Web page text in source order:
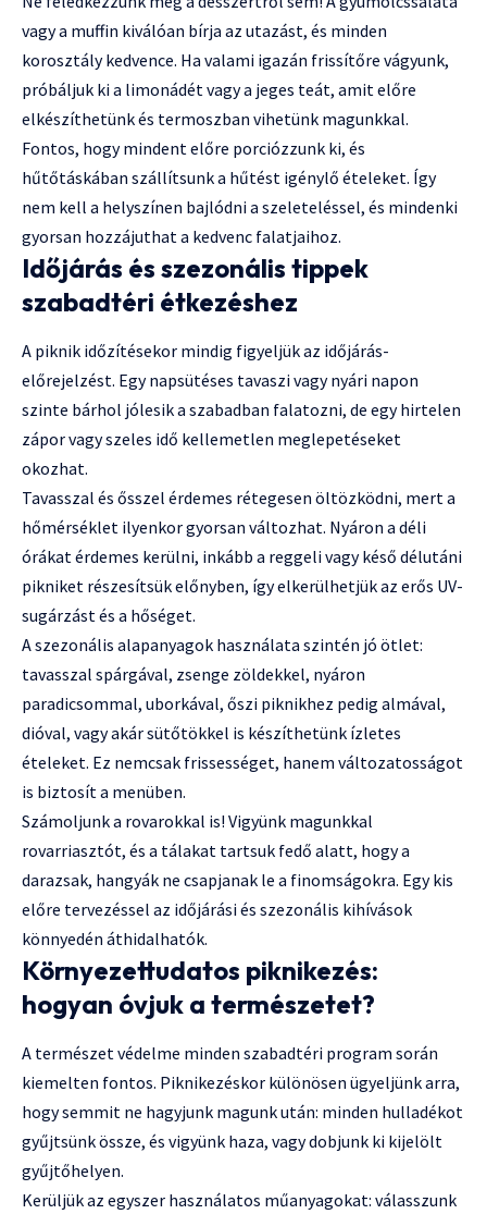
vagy a muffin kiválóan bírja az utazást, és minden
korosztály kedvence. Ha valami igazán frissítőre vágyunk,
próbáljuk ki a limonádét vagy a jeges teát, amit előre
elkészíthetünk és termoszban vihetünk magunkkal.
Fontos, hogy mindent előre porciózzunk ki, és
hűtőtáskában szállítsunk a hűtést igénylő ételeket. Így
nem kell a helyszínen bajlódni a szeleteléssel, és mindenki
gyorsan hozzájuthat a kedvenc falatjaihoz.
Időjárás és szezonális tippek
szabadtéri étkezéshez
A piknik időzítésekor mindig figyeljük az időjárás-
előrejelzést. Egy napsütéses tavaszi vagy nyári napon
szinte bárhol jólesik a szabadban falatozni, de egy hirtelen
zápor vagy szeles idő kellemetlen meglepetéseket
okozhat.
Tavasszal és ősszel érdemes rétegesen öltözködni, mert a
hőmérséklet ilyenkor gyorsan változhat. Nyáron a déli
órákat érdemes kerülni, inkább a reggeli vagy késő délutáni
pikniket részesítsük előnyben, így elkerülhetjük az erős UV-
sugárzást és a hőséget.
A szezonális alapanyagok használata szintén jó ötlet:
tavasszal spárgával, zsenge zöldekkel, nyáron
paradicsommal, uborkával, őszi piknikhez pedig almával,
dióval, vagy akár sütőtökkel is készíthetünk ízletes
ételeket. Ez nemcsak frissességet, hanem változatosságot
is biztosít a menüben.
Számoljunk a rovarokkal is! Vigyünk magunkkal
rovarriasztót, és a tálakat tartsuk fedő alatt, hogy a
darazsak, hangyák ne csapjanak le a finomságokra. Egy kis
előre tervezéssel az időjárási és szezonális kihívások
könnyedén áthidalhatók.
Környezettudatos piknikezés:
hogyan óvjuk a természetet?
A természet védelme minden szabadtéri program során
kiemelten fontos. Piknikezéskor különösen ügyeljünk arra,
hogy semmit ne hagyjunk magunk után: minden hulladékot
gyűjtsünk össze, és vigyünk haza, vagy dobjunk ki kijelölt
gyűjtőhelyen.
Kerüljük az egyszer használatos műanyagokat: válasszunk